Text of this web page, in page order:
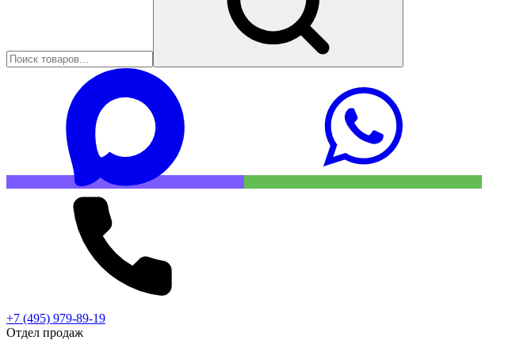
+7 (495) 979-89-19
Отдел продаж